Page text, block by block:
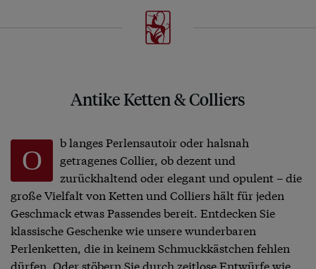
Antike Ketten & Colliers
O
b langes Perlensautoir oder halsnah
getragenes Collier, ob dezent und
zurückhaltend oder elegant und opulent – die
große Vielfalt von Ketten und Colliers hält für jeden
Geschmack etwas Passendes bereit. Entdecken Sie
klassische Geschenke wie unsere wunderbaren
Perlenketten, die in keinem Schmuckkästchen fehlen
dürfen. Oder stöbern Sie durch zeitlose Entwürfe wie